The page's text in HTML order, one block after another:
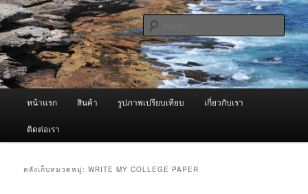
ข้าม
ไป
ยัง
เนื้อหา
หลัก
ข้าม
ไป
บทความ
รอง
ผู้นำเข้าเครื่องพ่นหมอกควัน Best
Fogger / Fogger One และ อะไหล่
จำหน่ายเครื่องพ่นหมอกควัน คุณภาพดี บริการด้วยความจริงใจ
ค้นหา
หน้าแรก สินค้า รูปภาพเปรียบเทียบ เกี่ยวกับเรา
ติดต่อเรา
คลังเก็บหมวดหมู่:WRITE MY COLLEGE PAPER